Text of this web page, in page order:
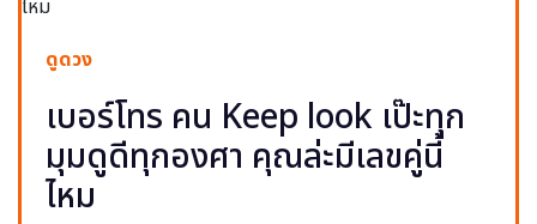
ดูดวง
เบอร์โทร คน Keep look เป๊ะทุก
มุมดูดีทุกองศา คุณล่ะมีเลขคู่นี้
ไหม